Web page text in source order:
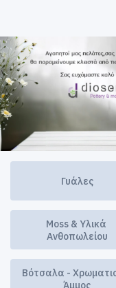
Γυάλες
Moss & Υλικά
Ανθοπωλείου
Βότσαλα -
Άμμος